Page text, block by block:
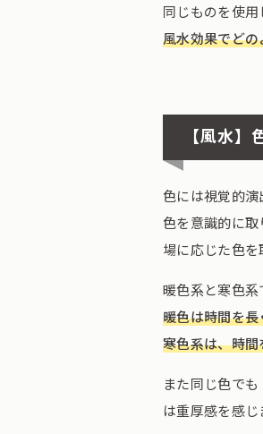
同じものを使用
風水効果でど
【風水
色には視覚的
色を意識的に取
場に応じた色を
暖色系と寒色系
暖色は時間を
寒色系は、時
また同じ色で
は重厚感を感じ